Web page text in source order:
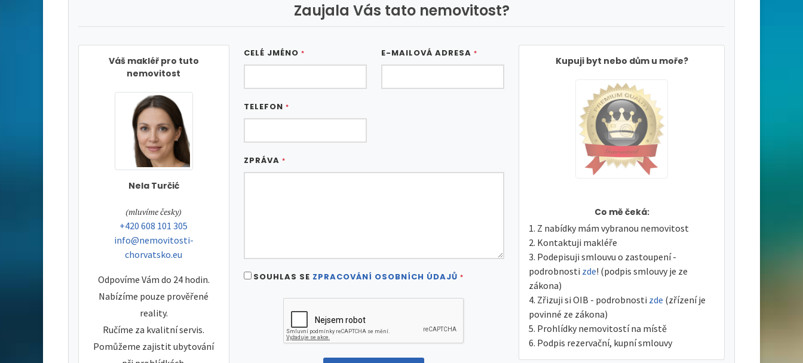
Zaujala Vás tato nemovitost?
Váš makléř pro tuto
nemovitost
Nela Turčić
tel:
(mluvíme česky)
tel:
+420 608 101 305
e-mail:
info@nemovitosti-
chorvatsko.eu
Odpovíme Vám do 24 hodin.
Nabízíme pouze prověřené
reality.
Ručíme za kvalitní servis.
Pomůžeme zajistit ubytování
CELÉ JMÉNO * E-MAILOVÁ ADRESA *
TELEFON *
ZPRÁVA *
SOUHLAS SE ZPRACOVÁNÍ OSOBNÍCH ÚDAJŮ *
Kupuji byt nebo dům u moře?
Co mě čeká:
Z nabídky mám vybranou nemovitost
Kontaktuji makléře
Podepisuji smlouvu o zastoupení -
podrobnosti zde! (podpis smlouvy je ze
zákona)
Zřizuji si OIB - podrobnosti zde (zřízení je
povinné ze zákona)
Prohlídky nemovitostí na místě
Podpis rezervační, kupní smlouvy